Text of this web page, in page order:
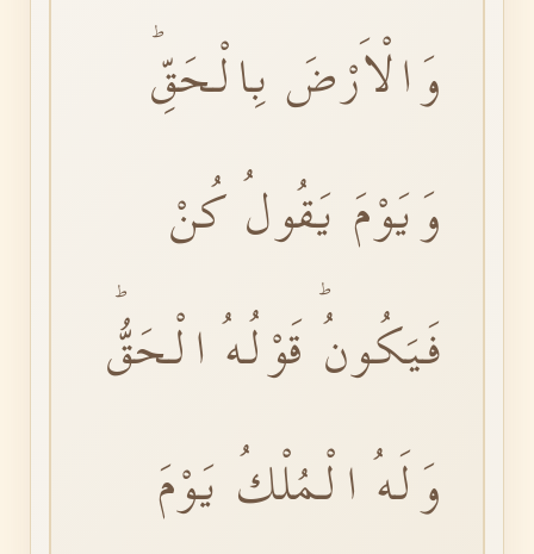
وَالْاَرْضَ بِالْحَقِّؕ
وَيَوْمَ يَقُولُ كُنْ
فَيَكُونُؕ قَوْلُهُ الْحَقُّؕ
وَلَهُ الْمُلْكُ يَوْمَ